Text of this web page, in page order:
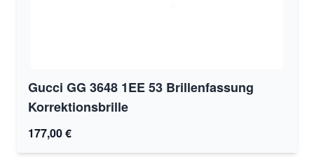
Gucci GG 3648 1EE 53 Brillenfassung
Korrektionsbrille
177,00 €